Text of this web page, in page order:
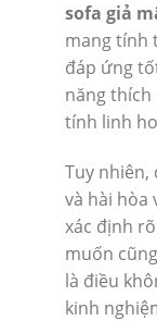
sofa giả
mang tính
đáp ứng
năng thích
tính linh
Tuy nhiên,
và hài hòa
xác định
muốn
là điều
kinh